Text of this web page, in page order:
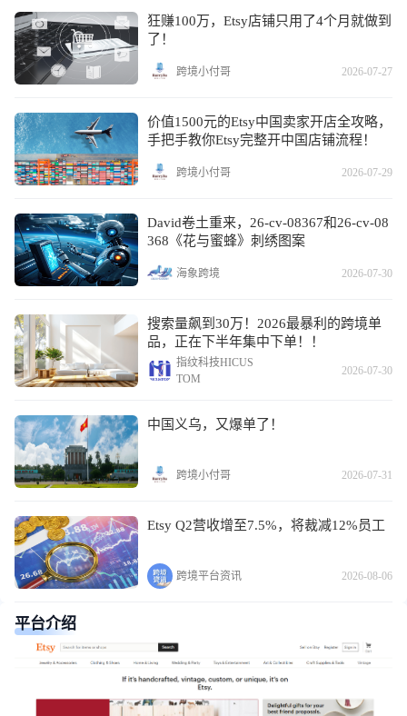
狂赚100万，Etsy店铺只用了4个月就做到
了！
跨境小付哥 2026-07-27
价值1500元的Etsy中国卖家开店全攻略，
手把手教你Etsy完整开中国店铺流程！
跨境小付哥 2026-07-29
David卷土重来，26-cv-08367和26-cv-08
368《花与蜜蜂》刺绣图案
海象跨境 2026-07-30
搜索量飙到30万！2026最暴利的跨境单
品，正在下半年集中下单！！
指纹科技HICUS
TOM
2026-07-30
中国义乌，又爆单了！
跨境小付哥 2026-07-31
Etsy Q2营收增至7.5%，将裁减12%员工
跨境平台资讯 2026-08-06
平台介绍